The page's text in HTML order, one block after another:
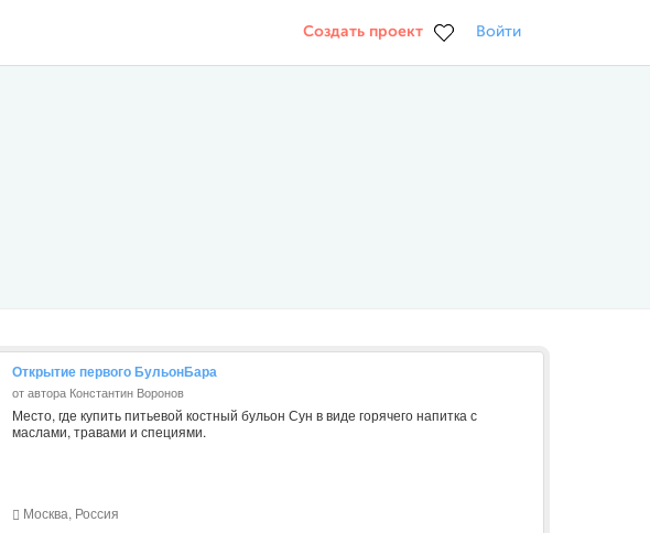
Создать проект Войти
Открытие первого БульонБара
от автора Константин Воронов
Место, где купить питьевой костный бульон Сун в виде горячего напитка с
маслами, травами и специями.
Москва, Россия